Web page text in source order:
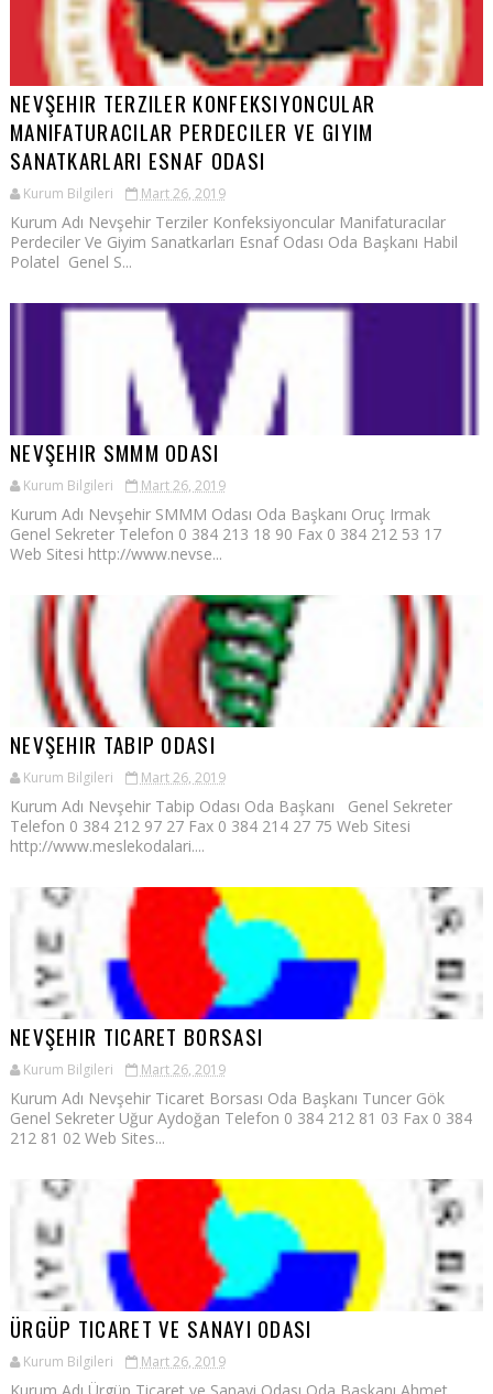
NEVŞEHIR TERZILER KONFEKSIYONCULAR
MANIFATURACILAR PERDECILER VE GIYIM
SANATKARLARI ESNAF ODASI
Kurum Bilgileri Mart 26, 2019
Kurum Adı Nevşehir Terziler Konfeksiyoncular Manifaturacılar
Perdeciler Ve Giyim Sanatkarları Esnaf Odası Oda Başkanı Habil
Polatel Genel S...
NEVŞEHIR SMMM ODASI
Kurum Bilgileri Mart 26, 2019
Kurum Adı Nevşehir SMMM Odası Oda Başkanı Oruç Irmak
Genel Sekreter Telefon 0 384 213 18 90 Fax 0 384 212 53 17
Web Sitesi http://www.nevse...
NEVŞEHIR TABIP ODASI
Kurum Bilgileri Mart 26, 2019
Kurum Adı Nevşehir Tabip Odası Oda Başkanı Genel Sekreter
Telefon 0 384 212 97 27 Fax 0 384 214 27 75 Web Sitesi
http://www.meslekodalari....
NEVŞEHIR TICARET BORSASI
Kurum Bilgileri Mart 26, 2019
Kurum Adı Nevşehir Ticaret Borsası Oda Başkanı Tuncer Gök
Genel Sekreter Uğur Aydoğan Telefon 0 384 212 81 03 Fax 0 384
212 81 02 Web Sites...
ÜRGÜP TICARET VE SANAYI ODASI
Kurum Bilgileri Mart 26, 2019